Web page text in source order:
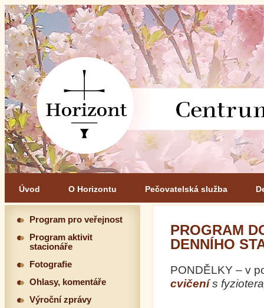
Úvod O Horizontu Pečovatelská služba
PROGRAM
DENNÍHO
PONDĚLKY – v
cvičenís
Program pro veřejnost
Program aktivit
stacionáře
Fotografie
Ohlasy, komentáře
Výroční zprávy